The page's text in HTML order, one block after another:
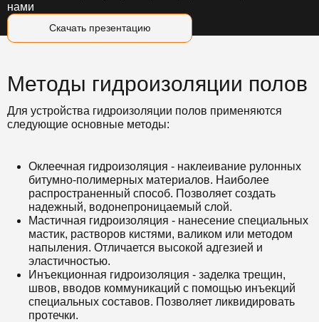
Скачать презентацию
нами
Методы гидроизоляции полов
Для устройства гидроизоляции полов применяются
следующие основные методы:
Оклеечная гидроизоляция - наклеивание рулонных
битумно-полимерных материалов. Наиболее
распространенный способ. Позволяет создать
надежный, водонепроницаемый слой.
Мастичная гидроизоляция - нанесение специальных
мастик, растворов кистями, валиком или методом
напыления. Отличается высокой адгезией и
эластичностью.
Инъекционная гидроизоляция - заделка трещин,
швов, вводов коммуникаций с помощью инъекций
специальных составов. Позволяет ликвидировать
протечки.